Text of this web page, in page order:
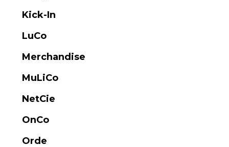
Kick-In
LuCo
Merchandise
MuLiCo
NetCie
OnCo
Orde